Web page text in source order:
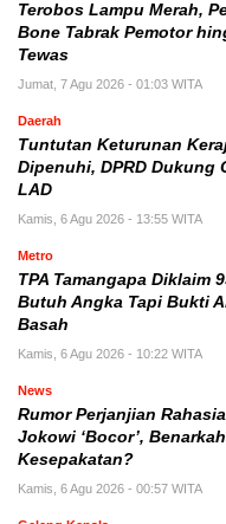
Terobos Lampu Merah,
Bone Tabrak Pemotor
Tewas
Jumat, 7 Agu 2026 - 01:03 WITA
Daerah
Tuntutan Keturunan
Dipenuhi, DPRD Dukung
LAD
Kamis, 6 Agu 2026 - 13:55 WITA
Metro
TPA Tamangapa Diklaim
Butuh Angka Tapi Bukti
Basah
Kamis, 6 Agu 2026 - 10:22 WITA
News
Rumor Perjanjian
Jokowi ‘Bocor’,
Kesepakatan?
Kamis, 6 Agu 2026 - 00:57 WITA